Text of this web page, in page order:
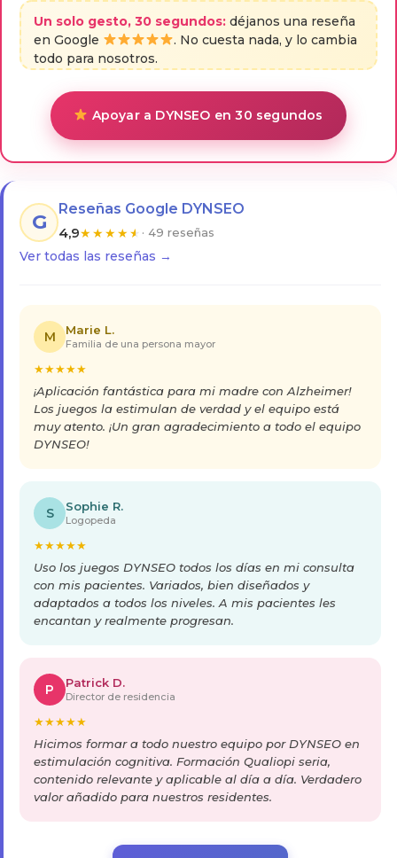
Un solo gesto, 30 segundos: déjanos una reseña
en Google
. No cuesta nada, y lo cambia
todo para nosotros.
Apoyar a DYNSEO en 30 segundos
G
Reseñas Google DYNSEO
4,9★★★★★ · 49 reseñas
Ver todas las reseñas →
M Marie L.
Familia de una persona mayor
★★★★★
¡Aplicación fantástica para mi madre con Alzheimer!
Los juegos la estimulan de verdad y el equipo está
muy atento. ¡Un gran agradecimiento a todo el equipo
DYNSEO!
S Sophie R.
Logopeda
★★★★★
Uso los juegos DYNSEO todos los días en mi consulta
con mis pacientes. Variados, bien diseñados y
adaptados a todos los niveles. A mis pacientes les
encantan y realmente progresan.
P Patrick D.
Director de residencia
★★★★★
Hicimos formar a todo nuestro equipo por DYNSEO en
estimulación cognitiva. Formación Qualiopi seria,
contenido relevante y aplicable al día a día. Verdadero
valor añadido para nuestros residentes.